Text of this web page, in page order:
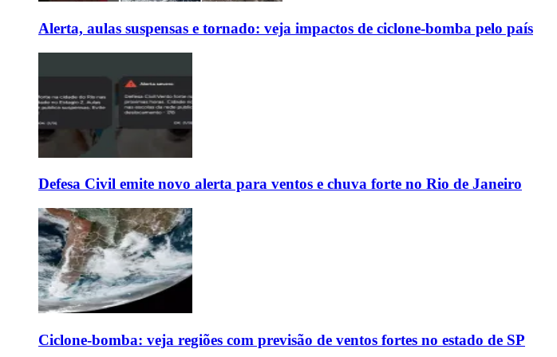
Alerta, aulas suspensas e tornado: veja impactos de ciclone-bomba pelo país
Defesa Civil emite novo alerta para ventos e chuva forte no Rio de Janeiro
Ciclone-bomba: veja regiões com previsão de ventos fortes no estado de SP